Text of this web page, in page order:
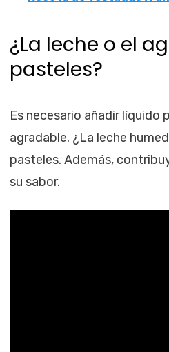
¿La leche o el
pasteles?
Es necesario añadir líquido
agradable. ¿La leche
pasteles. Además,
su sabor.